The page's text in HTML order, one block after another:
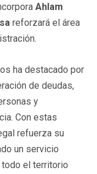
Ahlam
reforzará el área
ha destacado por
de deudas,
y
Con estas
refuerza su
un servicio
el territorio